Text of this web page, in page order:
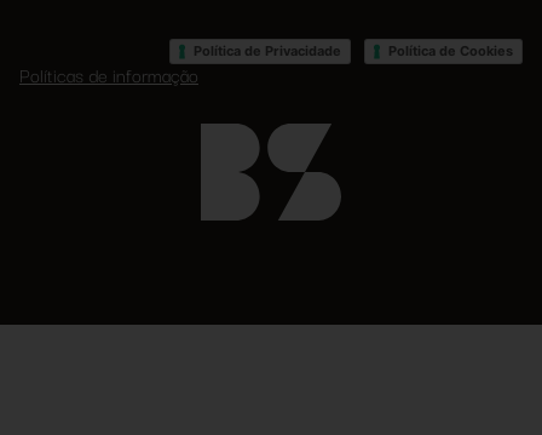
Política de Privacidade Política de Cookies
Políticas de informação